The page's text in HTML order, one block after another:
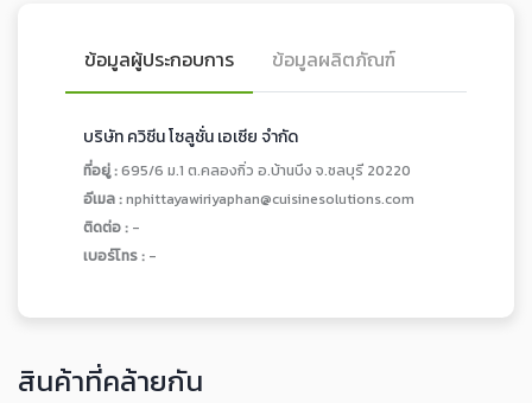
ข้อมูลผู้ประกอบการ ข้อมูลผลิตภัณฑ์
บริษัท ควิซีน โซลูชั่น เอเซีย จำกัด
ที่อยู่ :695/6 ม.1 ต.คลองกิ่ว อ.บ้านบึง จ.ชลบุรี 20220
อีเมล :nphittayawiriyaphan@cuisinesolutions.com
ติดต่อ : -
เบอร์โทร : -
สินค้าที่คล้ายกัน